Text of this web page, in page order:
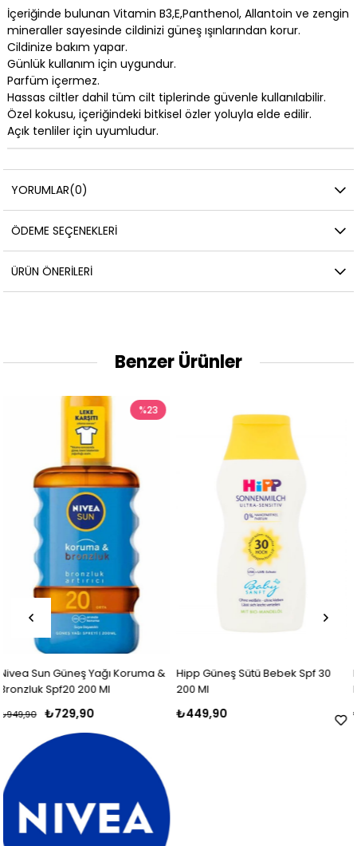
İçeriğinde bulunan Vitamin B3,E,Panthenol, Allantoin ve zengin
mineraller sayesinde cildinizi güneş ışınlarından korur.
Cildinize bakım yapar.
Günlük kullanım için uygundur.
Parfüm içermez.
Hassas ciltler dahil tüm cilt tiplerinde güvenle kullanılabilir.
Özel kokusu, içeriğindeki bitkisel özler yoluyla elde edilir.
Açık tenliler için uyumludur.
YORUMLAR(0)
ÖDEME SEÇENEKLERI
ÜRÜN ÖNERILERI
Benzer Ürünler
&
Hipp Güneş Sütü Bebek Spf 30
200 Ml
₺449,90
Lancaster Sun Sensitive
Milky Fluid SPF50 Güneş
₺2.200,00